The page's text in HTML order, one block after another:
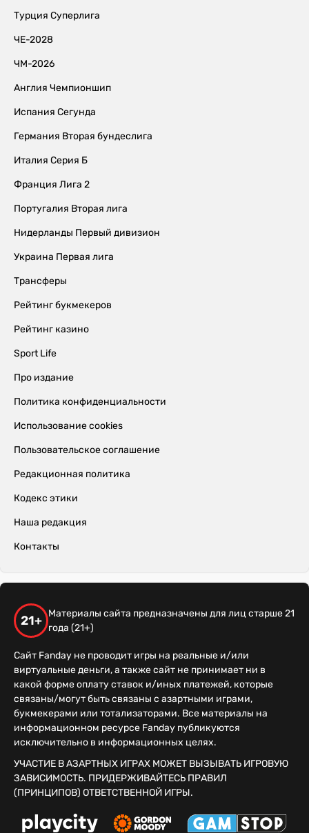
Турция Суперлига
ЧЕ-2028
ЧМ-2026
Англия Чемпионшип
Испания Сегунда
Германия Вторая бундеслига
Италия Серия Б
Франция Лига 2
Португалия Вторая лига
Нидерланды Первый дивизион
Украина Первая лига
Трансферы
Рейтинг букмекеров
Рейтинг казино
Sport Life
Про издание
Политика конфиденциальности
Использование cookies
Пользовательское соглашение
Редакционная политика
Кодекс этики
Наша редакция
Контакты
21+
Материалы сайта предназначены для лиц старше 21
года (21+)
Сайт Fanday не проводит игры на реальные и/или
виртуальные деньги, а также сайт не принимает ни в
какой форме оплату ставок и/иных платежей, которые
связаны/могут быть связаны с азартными играми,
букмекерами или тотализаторами. Все материалы на
информационном ресурсе Fanday публикуются
исключительно в информационных целях.
УЧАСТИЕ В АЗАРТНЫХ ИГРАХ МОЖЕТ ВЫЗЫВАТЬ ИГРОВУЮ
ЗАВИСИМОСТЬ. ПРИДЕРЖИВАЙТЕСЬ ПРАВИЛ
(ПРИНЦИПОВ) ОТВЕТСТВЕННОЙ ИГРЫ.